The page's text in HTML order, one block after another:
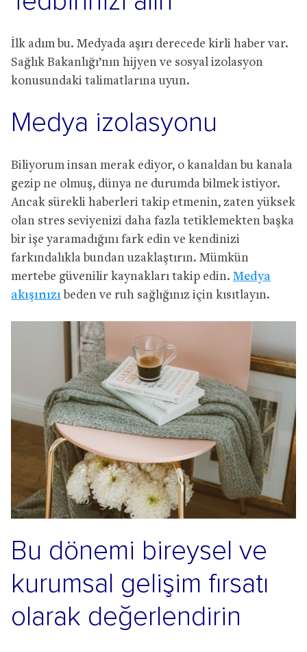
İlk adım bu. Medyada aşırı derecede kirli haber var.
Sağlık Bakanlığı’nın hijyen ve sosyal izolasyon
konusundaki talimatlarına uyun.
Medya izolasyonu
Biliyorum insan merak ediyor, o kanaldan bu kanala
gezip ne olmuş, dünya ne durumda bilmek istiyor.
Ancak sürekli haberleri takip etmenin, zaten yüksek
olan stres seviyenizi daha fazla tetiklemekten başka
bir işe yaramadığını fark edin ve kendinizi
farkındalıkla bundan uzaklaştırın. Mümkün
mertebe güvenilir kaynakları takip edin. Medya
akışınızı beden ve ruh sağlığınız için kısıtlayın.
Bu dönemi bireysel ve
kurumsal gelişim fırsatı
olarak değerlendirin